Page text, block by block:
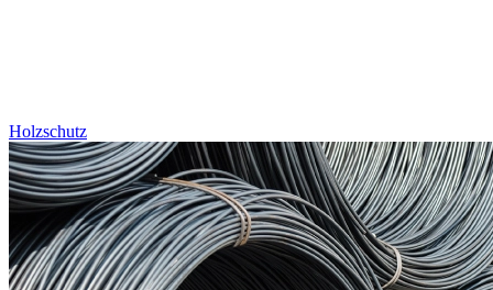
Holzschutz